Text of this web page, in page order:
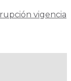
vigencia